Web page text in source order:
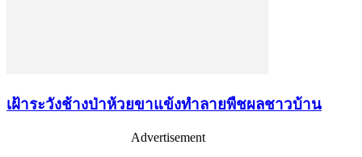
เฝ้าระวังช้างป่าห้วยขาแข้งทำลายพืชผลชาวบ้าน
Advertisement